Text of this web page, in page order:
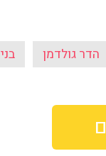
הדר גולדמן